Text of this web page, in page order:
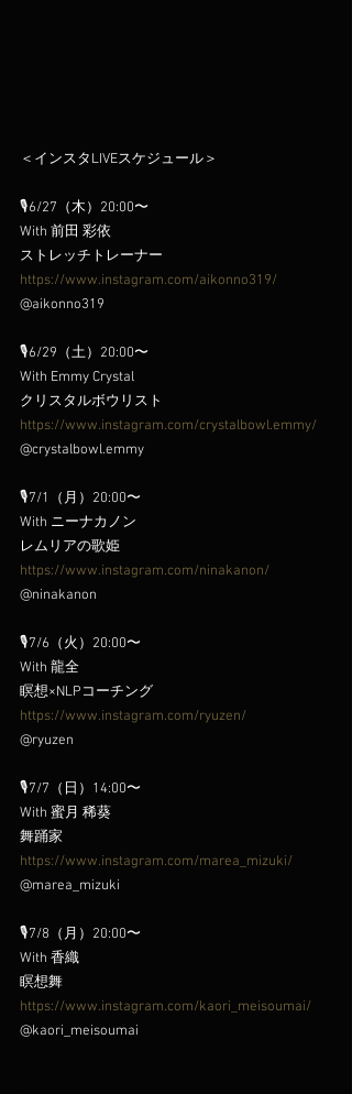
＜インスタLIVEスケジュール＞
🎙️6/27（木）20:00〜
With 前田 彩依
ストレッチトレーナー
https://www.instagram.com/aikonno319/
@aikonno319
🎙️6/29（土）20:00〜
With Emmy Crystal
クリスタルボウリスト
https://www.instagram.com/crystalbowl.emmy/
@crystalbowl.emmy
🎙️7/1（月）20:00〜
With ニーナカノン
レムリアの歌姫
https://www.instagram.com/ninakanon/
@ninakanon
🎙️7/6（火）20:00〜
With 龍全
瞑想×NLPコーチング
https://www.instagram.com/ryuzen/
@ryuzen
🎙️7/7（日）14:00〜
With 蜜月 稀葵
舞踊家
https://www.instagram.com/marea_mizuki/
@marea_mizuki
🎙️7/8（月）20:00〜
With 香織
瞑想舞
https://www.instagram.com/kaori_meisoumai/
@kaori_meisoumai